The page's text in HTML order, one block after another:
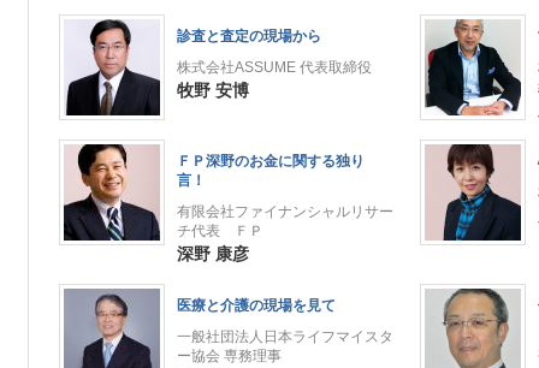
診査と査定の現場から
株式会社ASSUME 代表取締役
牧野 安博
ＦＰ深野のお金に関する独り
言！
有限会社ファイナンシャルリサー
チ代表 ＦＰ
深野 康彦
医療と介護の現場を見て
一般社団法人日本ライフマイスタ
ー協会 専務理事